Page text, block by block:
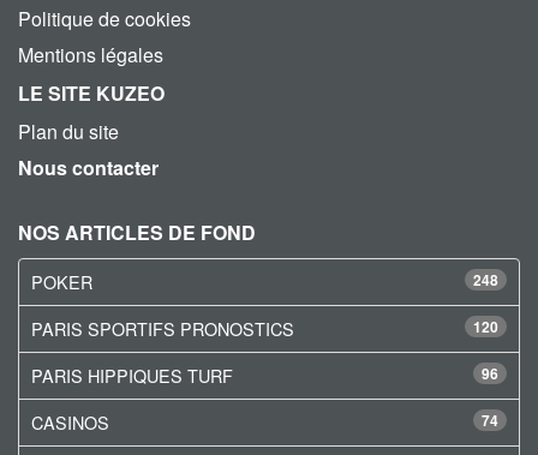
Politique de cookies
Mentions légales
LE SITE KUZEO
Plan du site
Nous contacter
NOS ARTICLES DE FOND
248
POKER
120
PARIS SPORTIFS PRONOSTICS
96
PARIS HIPPIQUES TURF
74
CASINOS